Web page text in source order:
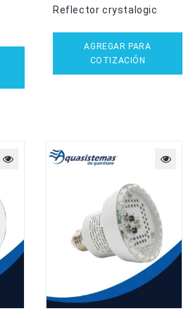
Reflector crystalogic
AGREGAR PARA
COTIZACIÓN